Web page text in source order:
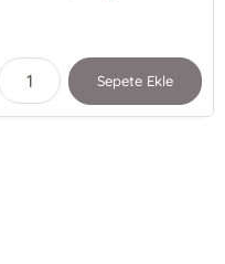
Sepete Ekle